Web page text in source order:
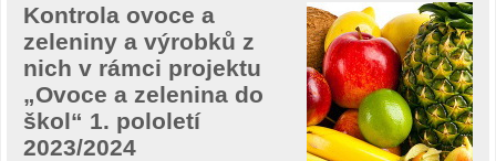
Kontrola ovoce a
zeleniny a výrobků z
nich v rámci projektu
„Ovoce a zelenina do
škol“ 1. pololetí
2023/2024